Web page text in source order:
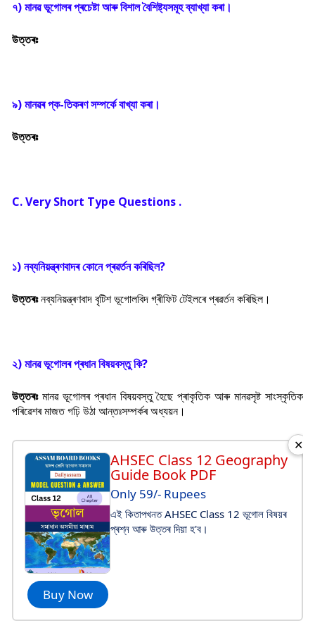
৭) মানৱ ভূগোলৰ প্ৰচেষ্টা আৰু বিশাল বৈশিষ্ট্যসমূহ ব্যাখ্যা কৰা।
উত্তৰঃ
৯) মানৱৰ প্ক-তিকৰণ সম্পৰ্কে বাখ্যা কৰা।
উত্তৰঃ
C. Very Short Type Questions .
১) নব্যনিয়ন্ত্ৰণবাদৰ কোনে প্ৰৱৰ্তন কৰিছিল?
উত্তৰঃনব্যনিয়ন্ত্ৰণবাদ বৃটিশ ভূগোলবিদ গ্ৰীফিট টেইলৰে প্ৰৱৰ্তন কৰিছিল।
২) মানৱ ভূগোলৰ প্ৰধান বিষয়বস্তু কি?
উত্তৰঃমানৱ ভূগোলৰ প্ৰধান বিষয়বস্তু হৈছে প্ৰাকৃতিক আৰু মানৱসৃষ্ট সাংস্কৃতিক
পৰিৱেশৰ মাজত গঢ়ি উঠা আন্তঃসম্পৰ্কৰ অধ্যয়ন।
Buy Now
AHSEC Class 12 Geography
Guide Book PDF
Only 59/- Rupees
এই কিতাপখনত AHSEC Class 12 ভূগোল বিষয়ৰ
প্ৰশ্ন আৰু উত্তৰ দিয়া হ'ব।
✕